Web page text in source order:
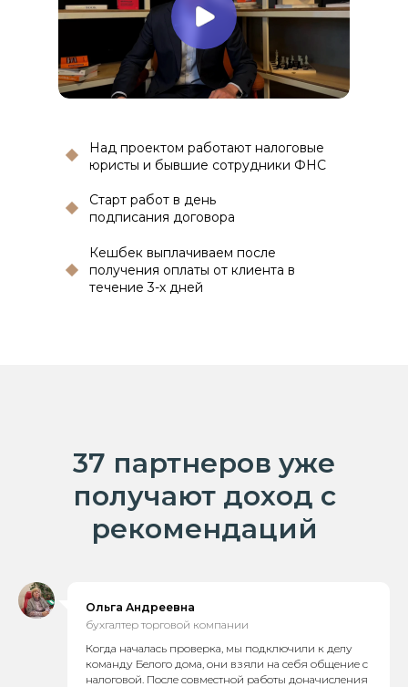
Над проектом работают налоговые
юристы и бывшие сотрудники ФНС
Старт работ в день
подписания договора
Кешбек выплачиваем после
получения оплаты от клиента в
течение 3-х дней
37 партнеров уже
получают доход с
рекомендаций
Ольга Андреевна
бухгалтер торговой компании
Когда началась проверка, мы подключили к делу
команду Белого дома, они взяли на себя общение с
налоговой. После совместной работы доначисления